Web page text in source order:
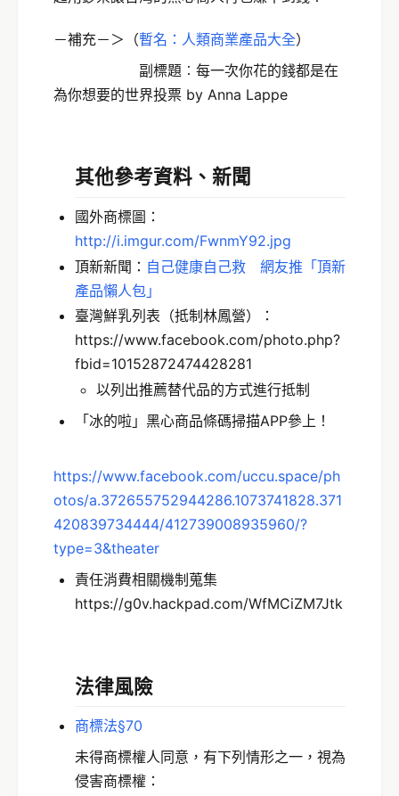
－補充－＞（暫名：人類商業產品大全）
副標題︰每一次你花的錢都是在
為你想要的世界投票 by Anna Lappe
其他參考資料、新聞
國外商標圖：
http://i.imgur.com/FwnmY92.jpg
頂新新聞： 自己健康自己救 網友推「頂新
產品懶人包」
臺灣鮮乳列表（抵制林鳳營）：
https://www.facebook.com/photo.php?
fbid=10152872474428281
以列出推薦替代品的方式進行抵制
「冰的啦」黑心商品條碼掃描APP參上！
https://www.facebook.com/uccu.space/ph
otos/a.372655752944286.1073741828.371
420839734444/412739008935960/?
type=3&theater
責任消費相關機制蒐集
https://g0v.hackpad.com/WfMCiZM7Jtk
法律風險
商標法§70
未得商標權人同意，有下列情形之一，視為
侵害商標權：